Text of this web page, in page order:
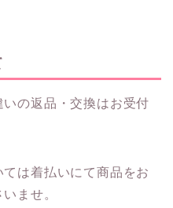
いの返品・交換はお受付
は着払いにて商品をお
ませ。